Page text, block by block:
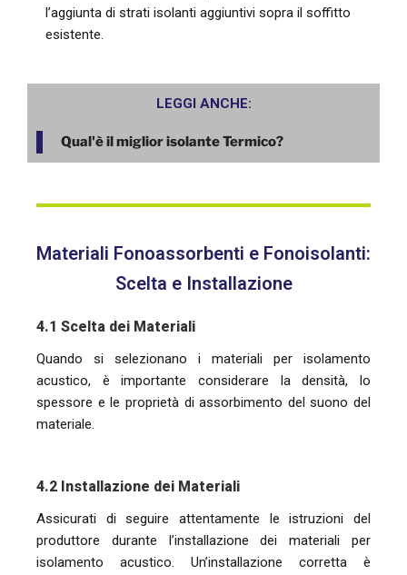
l’aggiunta di strati isolanti aggiuntivi sopra il soffitto
esistente.
LEGGI ANCHE:
Qual'è il miglior isolante Termico?
Materiali Fonoassorbenti e Fonoisolanti:
Scelta e Installazione
4.1 Scelta dei Materiali
Quando si selezionano i materiali per isolamento
acustico, è importante considerare la densità, lo
spessore e le proprietà di assorbimento del suono del
materiale.
4.2 Installazione dei Materiali
Assicurati di seguire attentamente le istruzioni del
produttore durante l’installazione dei materiali per
isolamento acustico. Un’installazione corretta è